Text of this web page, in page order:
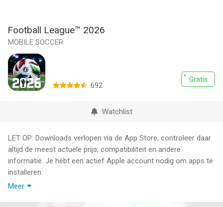
Football League™ 2026
MOBILE SOCCER
Gratis
692
Watchlist
LET OP: Downloads verlopen via de App Store, controleer daar
altijd de meest actuele prijs, compatibiliteit en andere
informatie. Je hebt een actief Apple account nodig om apps te
installeren.
Meer